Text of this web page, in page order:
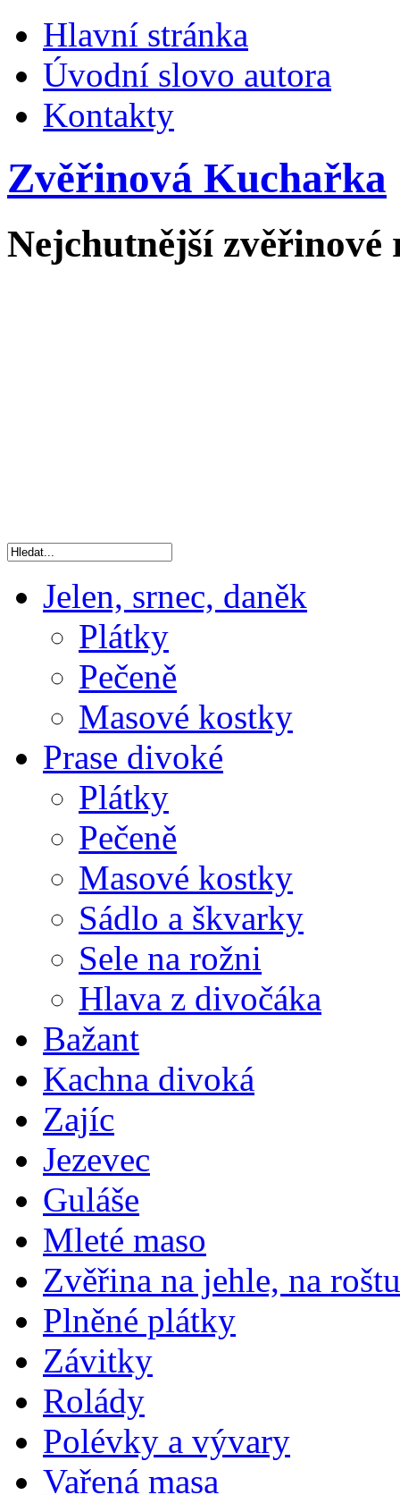
Hlavní stránka
Úvodní slovo autora
Kontakty
Zvěřinová Kuchařka
Nejchutnější zvěřinové
Jelen, srnec, daněk
Plátky
Pečeně
Masové kostky
Prase divoké
Plátky
Pečeně
Masové kostky
Sádlo a škvarky
Sele na rožni
Hlava z divočáka
Bažant
Kachna divoká
Zajíc
Jezevec
Guláše
Mleté maso
Zvěřina na jehle, na roštu
Plněné plátky
Závitky
Rolády
Polévky a vývary
Vařená masa